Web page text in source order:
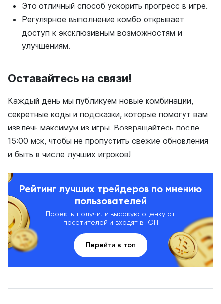
Это отличный способ ускорить прогресс в игре.
Регулярное выполнение комбо открывает
доступ к эксклюзивным возможностям и
улучшениям.
Оставайтесь на связи!
Каждый день мы публикуем новые комбинации,
секретные коды и подсказки, которые помогут вам
извлечь максимум из игры. Возвращайтесь после
15:00 мск, чтобы не пропустить свежие обновления
и быть в числе лучших игроков!
Рейтинг лучших трейдеров по мнению
пользователей
Проекты получили высокую оценку от
посетителей и входят в ТОП
Перейти в топ